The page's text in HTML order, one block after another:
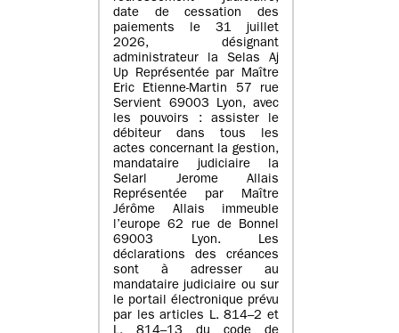
date de cessation des
paiements le 31 juillet
2026, désignant
administrateur la Selas Aj
Up Représentée par Maître
Eric Etienne-Martin 57 rue
Servient 69003 Lyon, avec
les pouvoirs : assister le
débiteur dans tous les
actes concernant la gestion,
mandataire judiciaire la
Selarl Jerome Allais
Représentée par Maître
Jérôme Allais immeuble
l’europe 62 rue de Bonnel
69003 Lyon. Les
déclarations des créances
sont à adresser au
mandataire judiciaire ou sur
le portail électronique prévu
par les articles L. 814–2 et